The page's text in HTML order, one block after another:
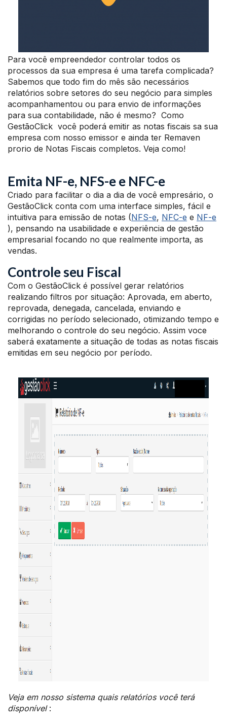
Para você empreendedor controlar todos os
processos da sua empresa é uma tarefa complicada?
Sabemos que todo fim do mês são necessários
relatórios sobre setores do seu negócio para simples
acompanhamentou ou para envio de informações
para sua contabilidade, não é mesmo? Como
GestãoClick você poderá emitir as notas fiscais sa sua
empresa com nosso emissor e ainda ter Remaven
prorio de Notas Fiscais completos. Veja como!
Emita NF-e, NFS-e e NFC-e
Criado para facilitar o dia a dia de você empresário, o
GestãoClick conta com uma interface simples, fácil e
intuitiva para emissão de notas (NFS-e, NFC-e e NF-e
), pensando na usabilidade e experiência de gestão
empresarial focando no que realmente importa, as
vendas.
Controle seu Fiscal
Com o GestãoClick é possível gerar relatórios
realizando filtros por situação: Aprovada, em aberto,
reprovada, denegada, cancelada, enviando e
corrigidas no período selecionado, otimizando tempo e
melhorando o controle do seu negócio. Assim voce
saberá exatamente a situação de todas as notas fiscais
emitidas em seu negócio por período.
Veja em nosso sistema quais relatórios você terá
disponível: